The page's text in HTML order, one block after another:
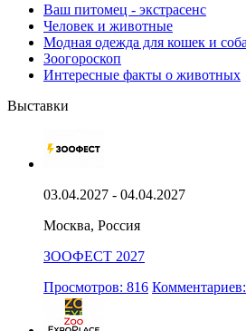
Ваш питомец - экстрасенс
Человек и животные
Модная одежда для кошек и
Зоогороскоп
Интересные факты о животных
Выставки
03.04.2027 - 04.04.2027
Москва, Россия
ЗООФЕСТ 2027
Просмотров: 816